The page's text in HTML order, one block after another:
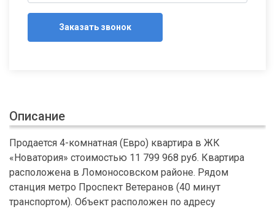
Заказать звонок
Описание
Продается 4-комнатная (Евро) квартира в ЖК
«Новатория» стоимостью 11 799 968 руб. Квартира
расположена в Ломоносовском районе. Рядом
станция метро Проспект Ветеранов (40 минут
транспортом). Объект расположен по адресу